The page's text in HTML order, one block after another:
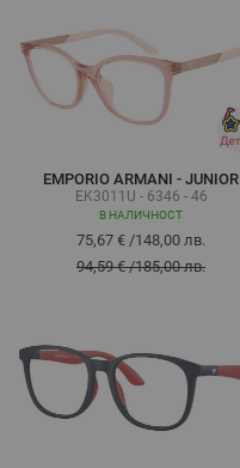
EMPORIO ARMANI - JUNIOR
EK3011U - 6346 - 46
В НАЛИЧНОСТ
75,67 € /148,00 лв.
94,59 €/185,00 лв.